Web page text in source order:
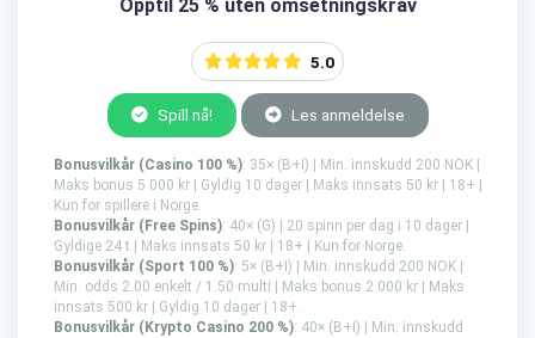
Opptil 25 % uten omsetningskrav
5.0
Spill nå! Les anmeldelse
Bonusvilkår (Casino 100 %): 35× (B+I) | Min. innskudd 200 NOK |
Maks bonus 5 000 kr | Gyldig 10 dager | Maks innsats 50 kr | 18+ |
Kun for spillere i Norge.
Bonusvilkår (Free Spins): 40× (G) | 20 spinn per dag i 10 dager |
Gyldige 24 t | Maks innsats 50 kr | 18+ | Kun for Norge.
Bonusvilkår (Sport 100 %): 5× (B+I) | Min. innskudd 200 NOK |
Min. odds 2.00 enkelt / 1.50 multi | Maks bonus 2 000 kr | Maks
innsats 500 kr | Gyldig 10 dager | 18+.
Bonusvilkår (Krypto Casino 200 %): 40× (B+I) | Min. innskudd